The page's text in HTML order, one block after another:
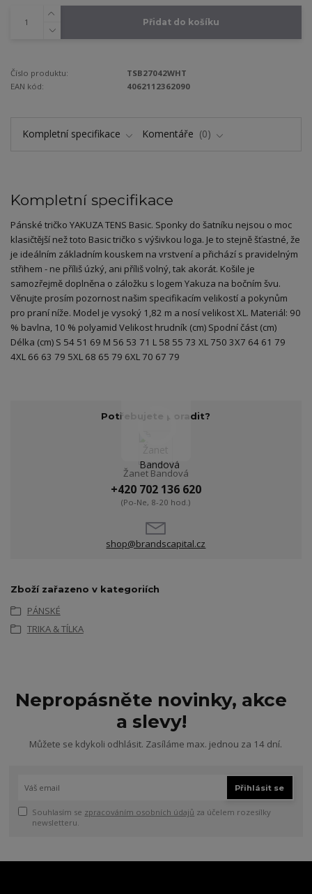
Přidat do košíku
Číslo produktu:
TSB27042WHT
EAN kód:
4062112362090
Kompletní specifikace Komentáře 0
Kompletní specifikace
Pánské tričko YAKUZA TENS Basic. Sponky do šatníku nejsou o moc
klasičtější než toto Basic tričko s výšivkou loga. Je to stejně šťastné, že
je ideálním základním kouskem na vrstvení a přichází s pravidelným
střihem - ne příliš úzký, ani příliš volný, tak akorát. Košile je
samozřejmě doplněna o záložku s logem Yakuza na bočním švu.
Věnujte prosím pozornost našim specifikacím velikostí a pokynům
pro praní níže. Model je vysoký 1,82 m a nosí velikost XL. Materiál: 90
% bavlna, 10 % polyamid Velikost hrudník (cm) Spodní část (cm)
Délka (cm) S 54 51 69 M 56 53 71 L 58 55 73 XL 750 3X7 64 61 79
4XL 66 63 79 5XL 68 65 79 6XL 70 67 79
Potřebujete poradit?
Žanet Bandová
+420 702 136 620
(Po-Ne, 8-20 hod.)
shop@brandscapital.cz
Zboží zařazeno v kategoriích
PÁNSKÉ
TRIKA & TÍLKA
Nepropásněte novinky, akce
a slevy!
Můžete se kdykoli odhlásit. Zasíláme max. jednou za 14 dní.
Přihlásit se
Souhlasím se zpracováním osobních údajů za účelem rozesílky
newsletteru.